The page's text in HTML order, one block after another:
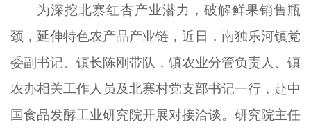
未成年人思想道德建设
榜样人物
+
身边好人
文明评论
为深挖北寨红杏产业潜力，破解鲜果销售瓶
颈，延伸特色农产品产业链，近日，南独乐河镇党
委副书记、镇长陈刚带队，镇农业分管负责人、镇
农办相关工作人员及北寨村党支部书记一行，赴中
国食品发酵工业研究院开展对接洽谈。研究院主任